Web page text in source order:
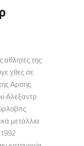
της
χθες σε
Αρσης
Αλεξαντρ
μετάλλια